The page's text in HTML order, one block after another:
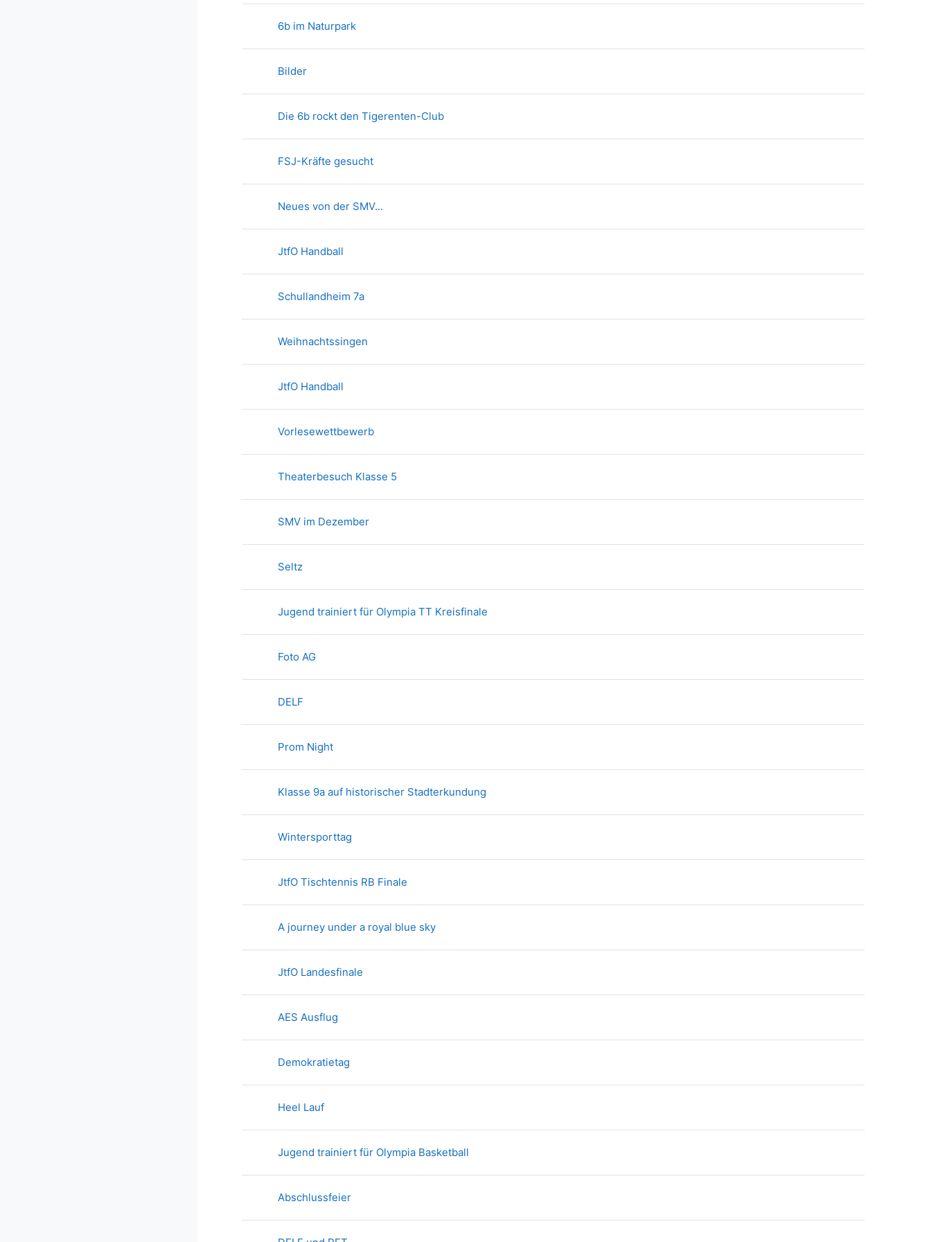
6b im NaturparkTextseite
BilderVerzeichnis
Die 6b rockt den Tigerenten-ClubTextseite
FSJ-Kräfte gesuchtTextseite
Neues von der SMV...Textseite
JtfO HandballTextseite
Schullandheim 7aTextseite
WeihnachtssingenTextseite
JtfO HandballTextseite
VorlesewettbewerbTextseite
Theaterbesuch Klasse 5Textseite
SMV im DezemberTextseite
SeltzTextseite
Jugend trainiert für Olympia TT KreisfinaleTextseite
Foto AGTextseite
DELFTextseite
Prom NightTextseite
Klasse 9a auf historischer StadterkundungTextseite
WintersporttagTextseite
JtfO Tischtennis RB FinaleTextseite
A journey under a royal blue skyTextseite
JtfO LandesfinaleTextseite
AES AusflugTextseite
DemokratietagTextseite
Heel LaufTextseite
Jugend trainiert für Olympia BasketballTextseite
AbschlussfeierTextseite